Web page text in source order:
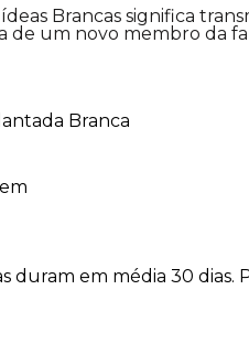
Brancas significa
de um novo membro da
Branca
duram em média 30 dias.